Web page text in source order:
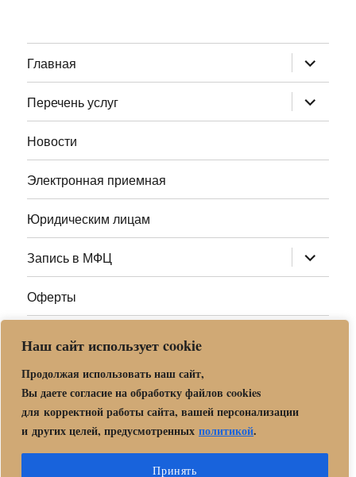
Наш сайт использует cookie
Продолжая использовать наш сайт,
Вы даете согласие на обработку файлов cookies
для корректной работы сайта, вашей персонализации
и других целей, предусмотренных политикой.
Принять
Главная раскрыть
дочернее
меню
Перечень услуг
раскрыть
дочернее
меню
Новости
Электронная приемная
Юридическим лицам
Запись в МФЦ раскрыть
дочернее
меню
Оферты
Адреса МФЦ МО
Центр государственных и муниципальных услуг «Мои
документы» в г. о. Орехово-Зуево
Политика обработки и защиты персональных данных в «МБУ